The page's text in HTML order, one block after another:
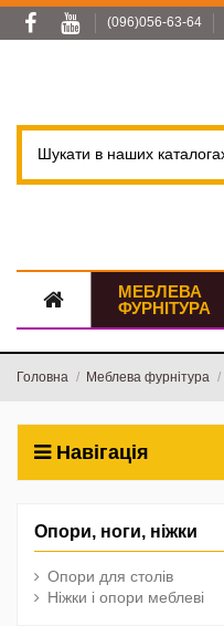
(096)056-63-64
МЕБЛЕВА
ФУРНІТУРА
Головна Меблева фурнітура
Навігація
Опори, ноги, ніжки
Опори для столів
Ніжки і опори меблеві